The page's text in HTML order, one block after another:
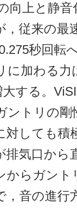
向上と静音
，従来の最
秒回転
に加わる力
する。
ントリの剛
対しても積
排気口から
からガント
，音の進行